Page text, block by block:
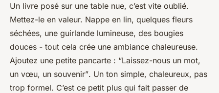
Un livre posé sur une table nue, c’est vite oublié.
Mettez-le en valeur. Nappe en lin, quelques fleurs
séchées, une guirlande lumineuse, des bougies
douces - tout cela crée une ambiance chaleureuse.
Ajoutez une petite pancarte : “Laissez-nous un mot,
un vœu, un souvenir”. Un ton simple, chaleureux, pas
trop formel. C’est ce petit plus qui fait passer de